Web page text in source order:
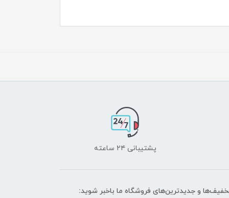
پشتیبانی ۲۴ ساعته
و جدیدترین‌های فروشگاه ما باخبر شوید: